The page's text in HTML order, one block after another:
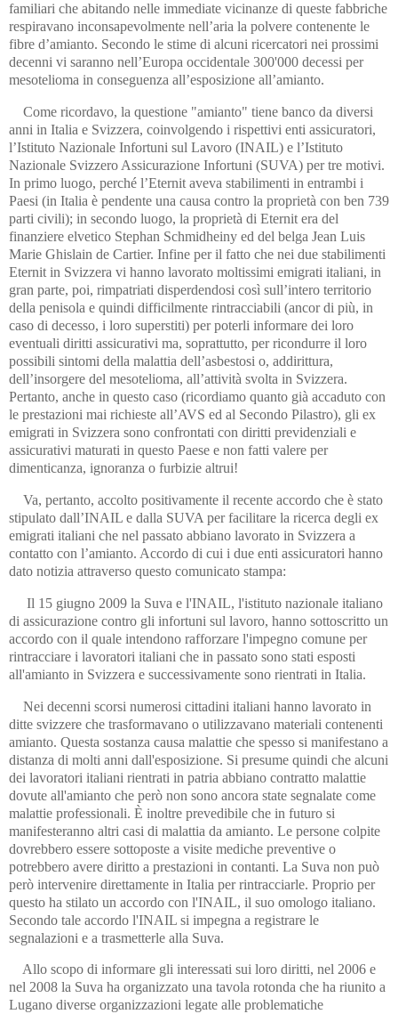
familiari che abitando nelle immediate vicinanze di queste fabbriche
respiravano inconsapevolmente nell’aria la polvere contenente le
fibre d’amianto. Secondo le stime di alcuni ricercatori nei prossimi
decenni vi saranno nell’Europa occidentale 300'000 decessi per
mesotelioma in conseguenza all’esposizione all’amianto.
Come ricordavo, la questione "amianto" tiene banco da diversi
anni in Italia e Svizzera, coinvolgendo i rispettivi enti assicuratori,
l’Istituto Nazionale Infortuni sul Lavoro (INAIL) e l’Istituto
Nazionale Svizzero Assicurazione Infortuni (SUVA) per tre motivi.
In primo luogo, perché l’Eternit aveva stabilimenti in entrambi i
Paesi (in Italia è pendente una causa contro la proprietà con ben 739
parti civili); in secondo luogo, la proprietà di Eternit era del
finanziere elvetico Stephan Schmidheiny ed del belga Jean Luis
Marie Ghislain de Cartier. Infine per il fatto che nei due stabilimenti
Eternit in Svizzera vi hanno lavorato moltissimi emigrati italiani, in
gran parte, poi, rimpatriati disperdendosi così sull’intero territorio
della penisola e quindi difficilmente rintracciabili (ancor di più, in
caso di decesso, i loro superstiti) per poterli informare dei loro
eventuali diritti assicurativi ma, soprattutto, per ricondurre il loro
possibili sintomi della malattia dell’asbestosi o, addirittura,
dell’insorgere del mesotelioma, all’attività svolta in Svizzera.
Pertanto, anche in questo caso (ricordiamo quanto già accaduto con
le prestazioni mai richieste all’AVS ed al Secondo Pilastro), gli ex
emigrati in Svizzera sono confrontati con diritti previdenziali e
assicurativi maturati in questo Paese e non fatti valere per
dimenticanza, ignoranza o furbizie altrui!
Va, pertanto, accolto positivamente il recente accordo che è stato
stipulato dall’INAIL e dalla SUVA per facilitare la ricerca degli ex
emigrati italiani che nel passato abbiano lavorato in Svizzera a
contatto con l’amianto. Accordo di cui i due enti assicuratori hanno
dato notizia attraverso questo comunicato stampa:
Il 15 giugno 2009 la Suva e l'INAIL, l'istituto nazionale italiano
di assicurazione contro gli infortuni sul lavoro, hanno sottoscritto un
accordo con il quale intendono rafforzare l'impegno comune per
rintracciare i lavoratori italiani che in passato sono stati esposti
all'amianto in Svizzera e successivamente sono rientrati in Italia.
Nei decenni scorsi numerosi cittadini italiani hanno lavorato in
ditte svizzere che trasformavano o utilizzavano materiali contenenti
amianto. Questa sostanza causa malattie che spesso si manifestano a
distanza di molti anni dall'esposizione. Si presume quindi che alcuni
dei lavoratori italiani rientrati in patria abbiano contratto malattie
dovute all'amianto che però non sono ancora state segnalate come
malattie professionali. È inoltre prevedibile che in futuro si
manifesteranno altri casi di malattia da amianto. Le persone colpite
dovrebbero essere sottoposte a visite mediche preventive o
potrebbero avere diritto a prestazioni in contanti. La Suva non può
però intervenire direttamente in Italia per rintracciarle. Proprio per
questo ha stilato un accordo con l'INAIL, il suo omologo italiano.
Secondo tale accordo l'INAIL si impegna a registrare le
segnalazioni e a trasmetterle alla Suva.
Allo scopo di informare gli interessati sui loro diritti, nel 2006 e
nel 2008 la Suva ha organizzato una tavola rotonda che ha riunito a
Lugano diverse organizzazioni legate alle problematiche